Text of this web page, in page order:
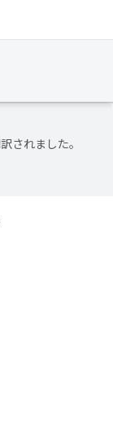
されました。